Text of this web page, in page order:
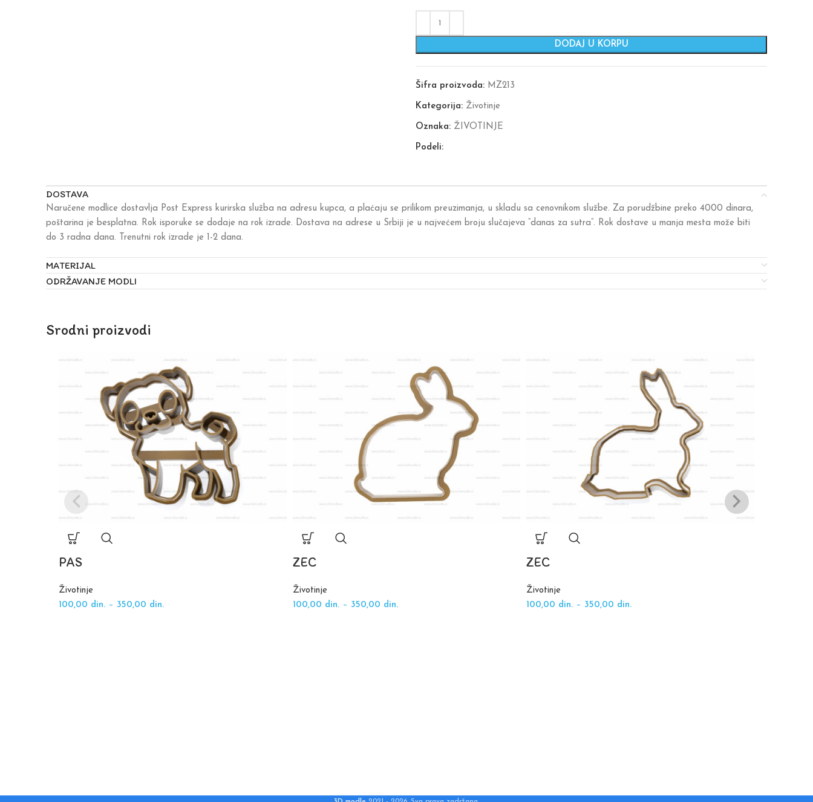
DODAJ U KORPU
Šifra proizvoda: MZ213
Kategorija: Životinje
Oznaka: ŽIVOTINJE
Podeli:
DOSTAVA
Naručene modlice dostavlja Post Express kurirska služba na adresu kupca, a plaćaju se prilikom preuzimanja, u skladu sa cenovnikom službe. Za porudžbine preko 4000 dinara,
poštarina je besplatna. Rok isporuke se dodaje na rok izrade. Dostava na adrese u Srbiji je u najvećem broju slučajeva “danas za sutra”. Rok dostave u manja mesta može biti
do 3 radna dana. Trenutni rok izrade je 1-2 dana.
MATERIJAL
ODRŽAVANJE MODLI
Srodni proizvodi
PAS
Životinje
100,00 din. – 350,00 din.
ZEC
Životinje
100,00 din. – 350,00 din.
ZEC
Životinje
100,00 din. – 350,00 din.